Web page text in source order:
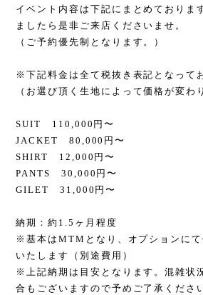
イベント内容は下記にまとめておりま
ましたら是非ご来店くださいませ。
（ご予約優先制となります。）
※下記料金は全て税抜き表記となって
（お選び頂く生地によって価格が変わ
SUIT 110,000円〜
JACKET 80,000円〜
SHIRT 12,000円〜
PANTS 30,000円〜
GILET 31,000円〜
納期：約1.5ヶ月程度
※基本はMTMとなり、オプションにて
いたします（別途費用）
※上記納期は目安となります。混雑状
合もございますので予めご了承くださ